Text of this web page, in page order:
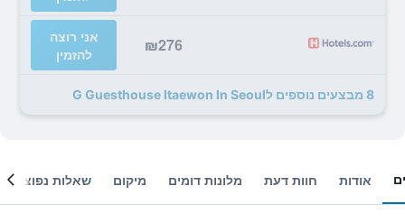
₪276
אני רוצה
להזמין
8 מבצעים נוספים לG Guesthouse Itaewon In Seoul
אודות חוות דעת מלונות דומים מיקום שאלות נפוצות